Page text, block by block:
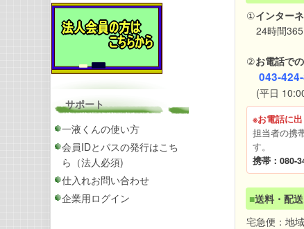
サポート
一液くんの使い方
会員IDとパスの発行はこち
ら（法人必須)
仕入れお問い合わせ
企業用ログイン
①インター
24時間365
②お電話で
043-
(平日
※お電話に
担当者の携
す。
携帯：080-
■送料・配送
宅急便：地